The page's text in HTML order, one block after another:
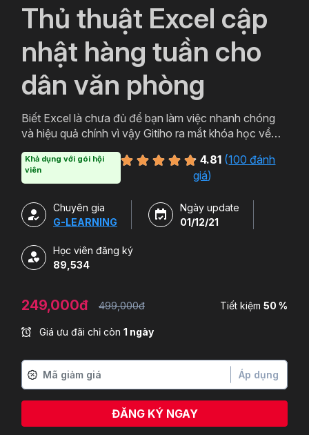
Thủ thuật Excel cập
nhật hàng tuần cho
dân văn phòng
Biết Excel là chưa đủ để bạn làm việc nhanh chóng
và hiệu quả chính vì vậy Gitiho ra mắt khóa học về
văn phòng sẽ tự tin thao tác về những hàm, công cụ
trong Excel và ứng dụng để giải quyết công việc một
Khả dụng với gói hội
viên
4.81 (100 đánh
giá)
Chuyên gia
G-LEARNING
Ngày update
01/12/21
Học viên đăng ký
89,534
249,000đ 499,000đ Tiết kiệm 50 %
Giá ưu đãi chỉ còn 1 ngày
Áp dụng
ĐĂNG KÝ NGAY